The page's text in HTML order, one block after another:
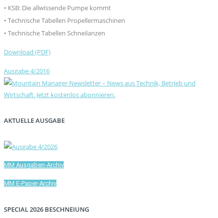
• KSB: Die allwissende Pumpe kommt
• Technische Tabellen Propellermaschinen
• Technische Tabellen Schneilanzen
Download (PDF)
Ausgabe 4/2016
AKTUELLE AUSGABE
MM Ausgaben-Archiv
MM E-Paper-Archiv
SPECIAL 2026 BESCHNEIUNG